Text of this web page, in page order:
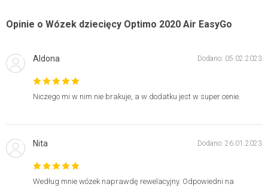
Opinie o Wózek dziecięcy Optimo 2020 Air EasyGo
Aldona Dodano: 05.02.2023
Niczego mi w nim nie brakuje, a w dodatku jest w super cenie.
Nita Dodano: 26.01.2023
Według mnie wózek naprawdę rewelacyjny. Odpowiedni na